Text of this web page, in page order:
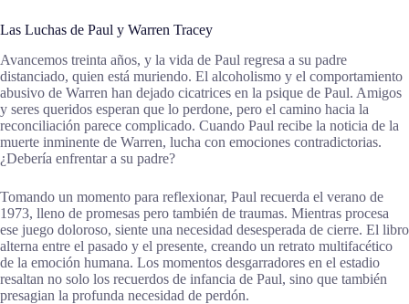
Las Luchas de Paul y Warren Tracey
Avancemos treinta años, y la vida de Paul regresa a su padre
distanciado, quien está muriendo. El alcoholismo y el comportamiento
abusivo de Warren han dejado cicatrices en la psique de Paul. Amigos
y seres queridos esperan que lo perdone, pero el camino hacia la
reconciliación parece complicado. Cuando Paul recibe la noticia de la
muerte inminente de Warren, lucha con emociones contradictorias.
¿Debería enfrentar a su padre?
Tomando un momento para reflexionar, Paul recuerda el verano de
1973, lleno de promesas pero también de traumas. Mientras procesa
ese juego doloroso, siente una necesidad desesperada de cierre. El libro
alterna entre el pasado y el presente, creando un retrato multifacético
de la emoción humana. Los momentos desgarradores en el estadio
resaltan no solo los recuerdos de infancia de Paul, sino que también
presagian la profunda necesidad de perdón.